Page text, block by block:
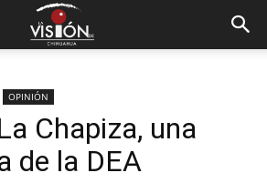
OPINIÓN
Chapiza, una
de la DEA